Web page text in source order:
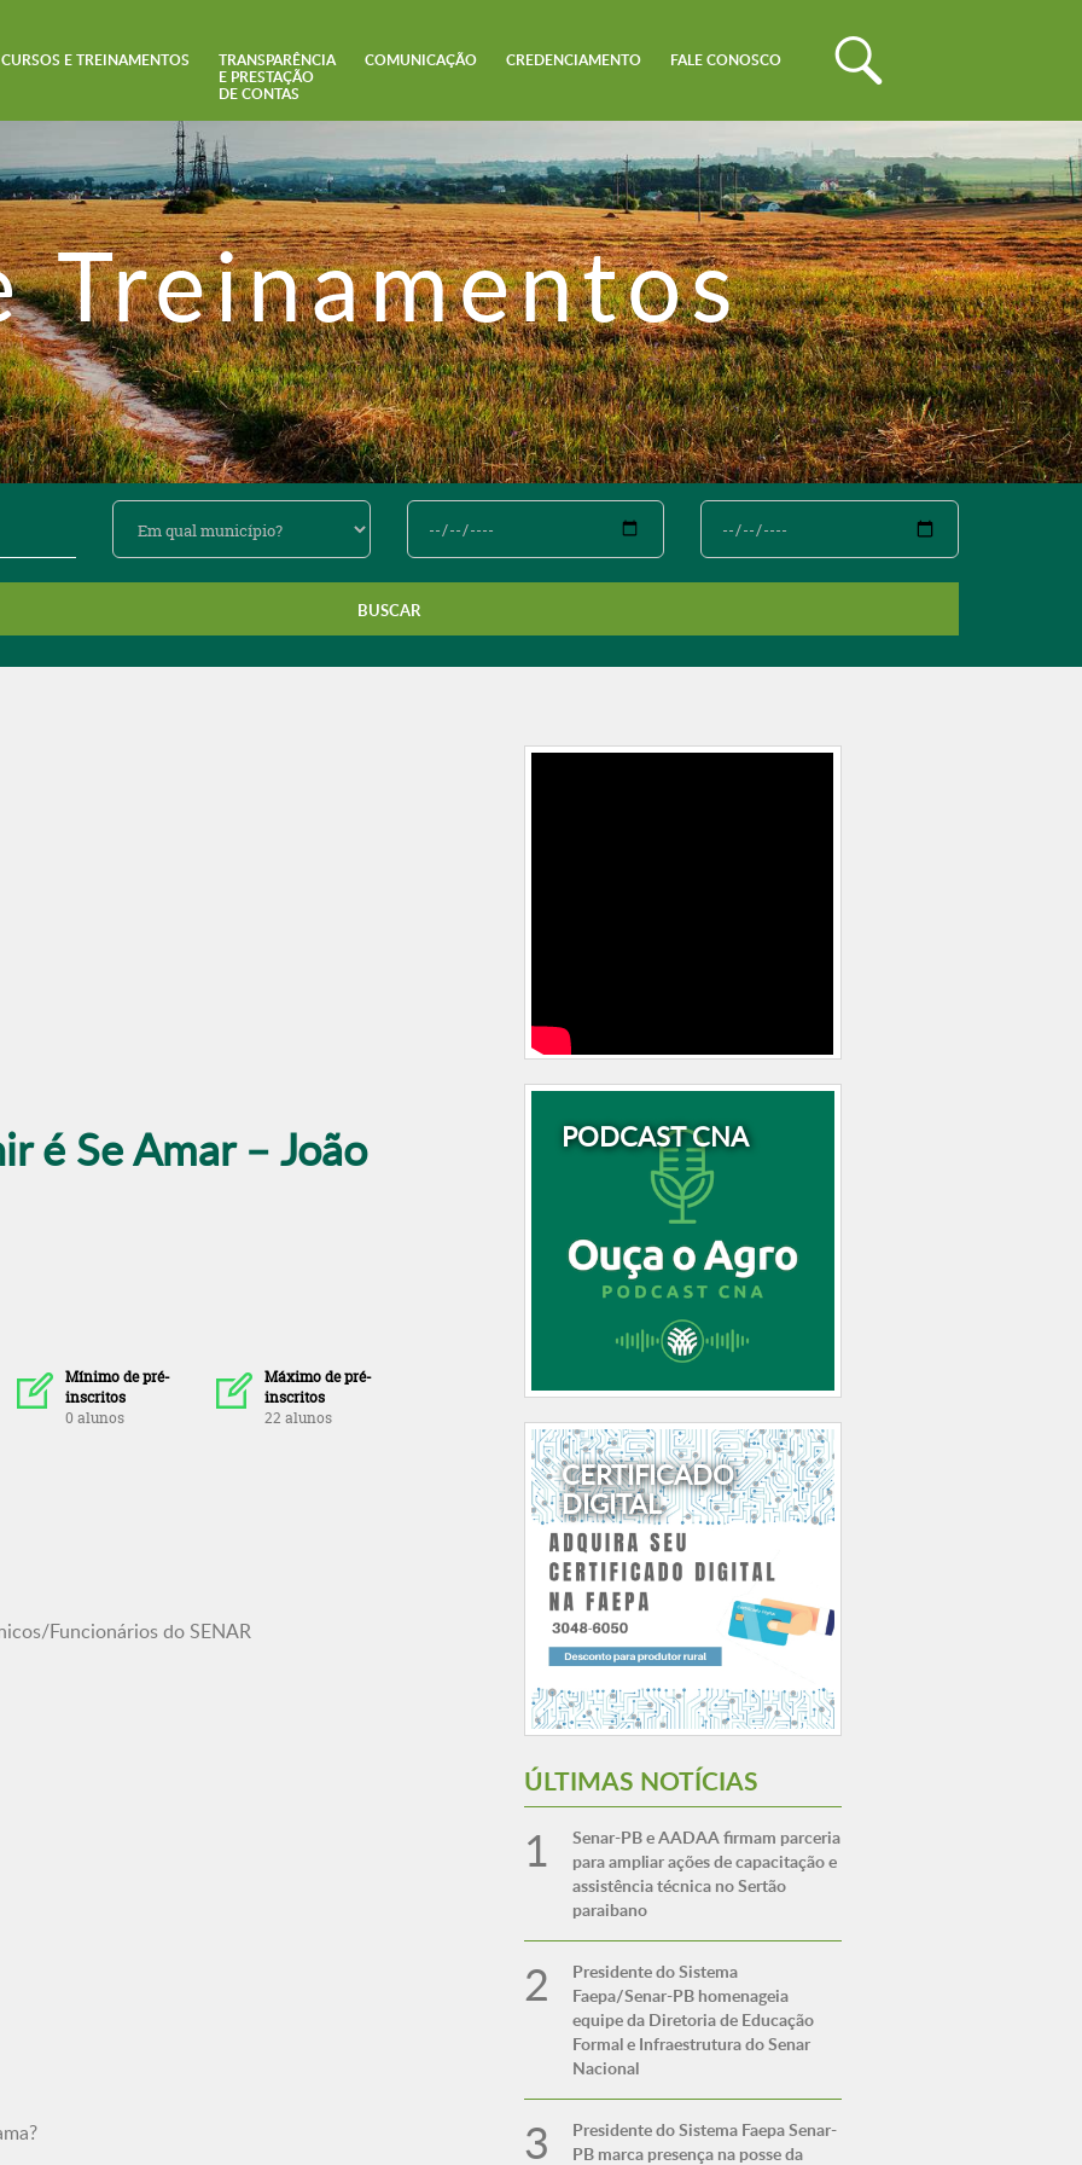
CURSOS E TREINAMENTOS
TRANSPARÊNCIA
E PRESTAÇÃO
DE CONTAS
COMUNICAÇÃO CREDENCIAMENTO FALE CONOSCO
Treinamentos
Em
município?
De Até
BUSCAR
é Se Amar – João
Mínimo de pré-
inscritos
0 alunos
Máximo de pré-
inscritos
22 alunos
Funcionários do SENAR
PODCAST CNA
CERTIFICADO
DIGITAL
ÚLTIMAS NOTÍCIAS
Senar-PB e AADAA firmam parceria
para ampliar ações de capacitação e
assistência técnica no Sertão
paraibano
Presidente do Sistema
Faepa/Senar-PB homenageia
equipe da Diretoria de Educação
Formal e Infraestrutura do Senar
Nacional
Presidente do Sistema Faepa Senar-
PB marca presença na posse da